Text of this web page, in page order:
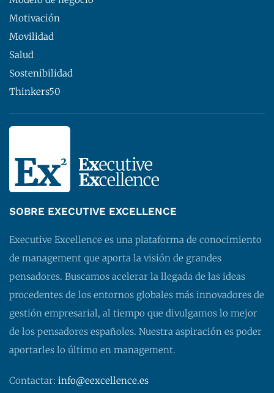
Motivación
Movilidad
Salud
Sostenibilidad
Thinkers50
SOBRE EXECUTIVE EXCELLENCE
Executive Excellence es una plataforma de conocimiento
de management que aporta la visión de grandes
pensadores. Buscamos acelerar la llegada de las ideas
procedentes de los entornos globales más innovadores de
gestión empresarial, al tiempo que divulgamos lo mejor
de los pensadores españoles. Nuestra aspiración es poder
aportarles lo último en management.
Contactar: info@eexcellence.es